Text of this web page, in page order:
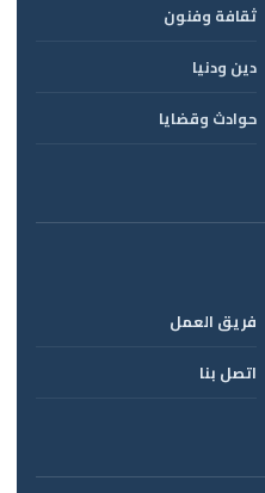
ثقافة وفنون
دين ودنيا
حوادث وقضايا
فريق العمل
اتصل بنا